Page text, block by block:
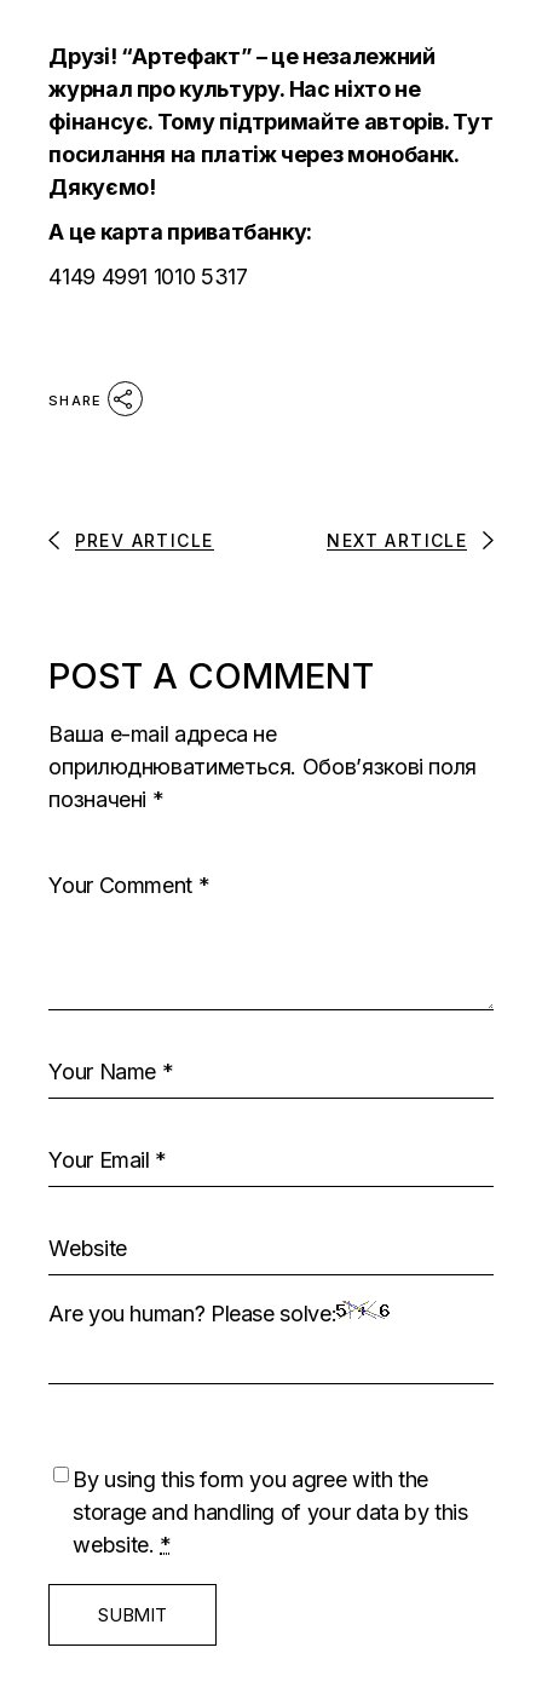
Друзі! “Артефакт” – це незалежний
журнал про культуру. Нас ніхто не
фінансує. Тому підтримайте авторів.Тут
посилання на платіж через монобанк.
Дякуємо!
А це карта приватбанку:
4149 4991 1010 5317
SHARE
PREV ARTICLE NEXT ARTICLE
POST A COMMENT
Ваша e-mail адреса не
оприлюднюватиметься. Обов’язкові поля
позначені *
Are you human? Please solve:
By using this form you agree with the
storage and handling of your data by this
website. *
SUBMIT